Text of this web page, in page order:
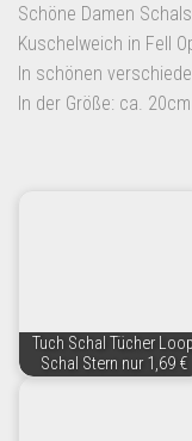
Schöne Damen
Kuschelweich in Fell
In schönen
In der Größe: ca.
Tuch Schal Tücher Loop
Schal Stern nur 1,69 €